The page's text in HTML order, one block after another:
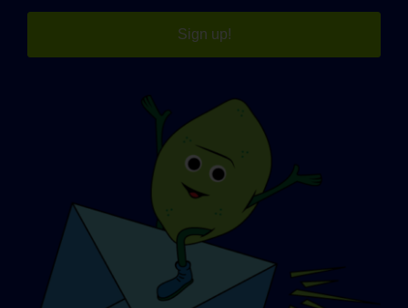
Sign up!